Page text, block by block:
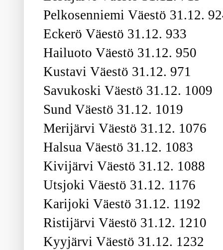
Pelkosenniemi Väestö 31.12.
Eckerö Väestö 31.12. 933
Hailuoto Väestö 31.12. 950
Kustavi Väestö 31.12. 971
Savukoski Väestö 31.12. 1009
Sund Väestö 31.12. 1019
Merijärvi Väestö 31.12. 1076
Halsua Väestö 31.12. 1083
Kivijärvi Väestö 31.12. 1088
Utsjoki Väestö 31.12. 1176
Karijoki Väestö 31.12. 1192
Ristijärvi Väestö 31.12. 1210
Kyyjärvi Väestö 31.12. 1232